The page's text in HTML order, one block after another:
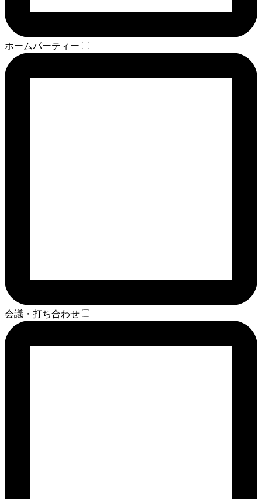
ホームパーティー
会議・打ち合わせ